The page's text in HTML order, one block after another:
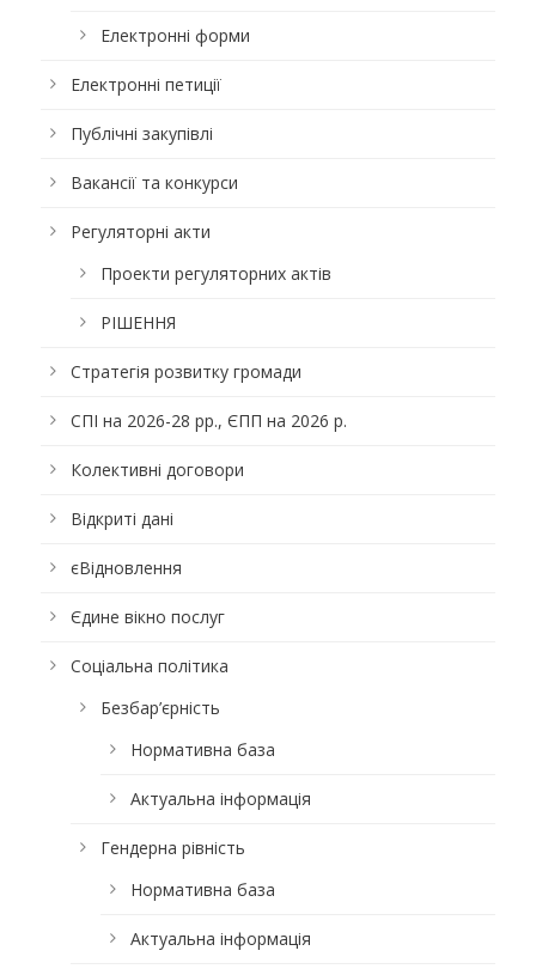
Електронні форми
Електронні петиції
Публічні закупівлі
Вакансії та конкурси
Регуляторні акти
Проекти регуляторних актів
РІШЕННЯ
Стратегія розвитку громади
СПІ на 2026-28 рр., ЄПП на 2026 р.
Колективні договори
Відкриті дані
єВідновлення
Єдине вікно послуг
Соціальна політика
Безбар’єрність
Нормативна база
Актуальна інформація
Гендерна рівність
Нормативна база
Актуальна інформація